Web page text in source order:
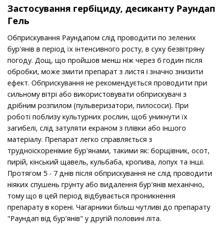
Застосування гербіциду, десиканту Раундап
Гель
Обприскування Раундапом слід проводити по зелених
бур'янів в період їх інтенсивного росту, в суху безвітряну
погоду. Дощ, що пройшов менш ніж через 6 годин після
обробки, може змити препарат з листя і значно знизити
ефект. Обприскування не рекомендується проводити при
сильному вітрі або використовувати обприскувачі з
дрібним розпилом (пульверизатори, пилососи). При
роботі поблизу культурних рослин, щоб уникнути їх
загибелі, слід затуляти екраном з плівки або іншого
матеріалу. Препарат легко справляється з
трудноіскоренімие бур'янами, такими як: борщівник, осот,
пирій, кінський щавель, кульбаба, кропива, лопух та інші.
Протягом 5 - 7 днів після обприскування не слід проводити
ніяких спушень грунту або видалення бур'янів механічно,
тому що в цей період відбувається проникнення
препарату в корені. Чагарники більш чутливі до препарату
"Раундап від бур'янів" у другій половині літа.